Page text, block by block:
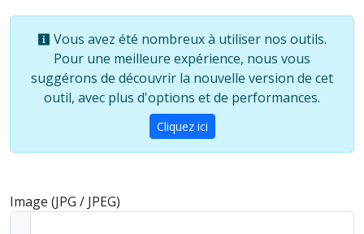
Vous avez été nombreux à utiliser nos outils.
Pour une meilleure expérience, nous vous
suggérons de découvrir la nouvelle version de cet
outil, avec plus d'options et de performances.
Cliquez ici
Image (JPG / JPEG)